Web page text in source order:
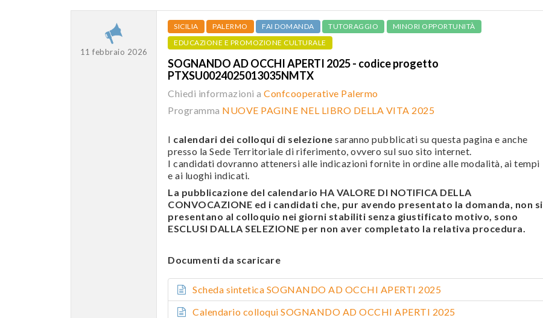
11 febbraio 2026
SICILIA PALERMO FAI DOMANDA TUTORAGGIO
MINORI OPPORTUNITÀ
EDUCAZIONE E PROMOZIONE CULTURALE
SOGNANDO AD OCCHI APERTI 2025 - codice progetto
PTXSU0024025013035NMTX
Chiedi informazioni a Confcooperative Palermo
Programma NUOVE PAGINE NEL LIBRO DELLA VITA 2025
I calendari dei colloqui di selezione saranno pubblicati su questa pagina e anche
presso la Sede Territoriale di riferimento, ovvero sul suo sito internet.
I candidati dovranno attenersi alle indicazioni fornite in ordine alle modalità, ai tempi
e ai luoghi indicati.
La pubblicazione del calendario HA VALORE DI NOTIFICA DELLA
CONVOCAZIONE ed i candidati che, pur avendo presentato la domanda, non si
presentano al colloquio nei giorni stabiliti senza giustificato motivo, sono
ESCLUSI DALLA SELEZIONE per non aver completato la relativa procedura.
Documenti da scaricare
Scheda sintetica SOGNANDO AD OCCHI APERTI 2025
Calendario colloqui SOGNANDO AD OCCHI APERTI 2025